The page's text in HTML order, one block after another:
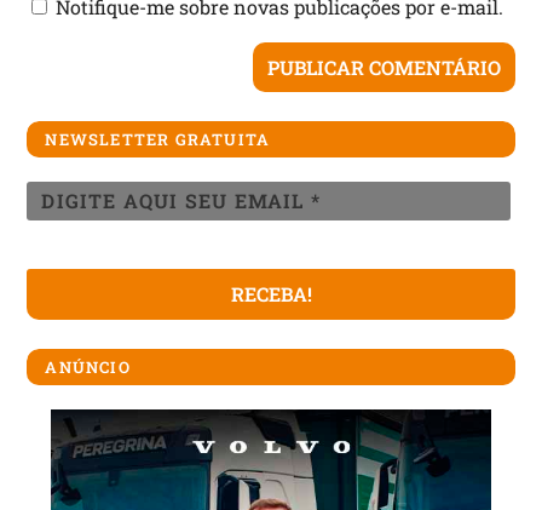
Notifique-me sobre novas publicações por e-mail.
NEWSLETTER GRATUITA
ANÚNCIO